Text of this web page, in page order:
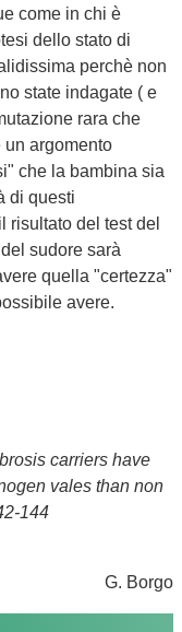
come in chi è
dello stato di
perchè non
state indagate ( e
rara che
un argomento
che la bambina sia
di questi
risultato del test del
sudore sarà
quella "certezza"
avere.
carriers have
vales than non
144
G. Borgo